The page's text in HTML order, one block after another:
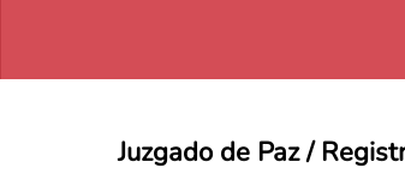
Juzgado de Paz /